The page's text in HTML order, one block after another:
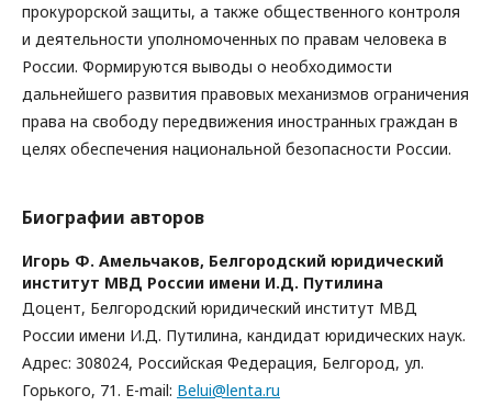
прокурорской защиты, а также общественного контроля
и деятельности уполномоченных по правам человека в
России. Формируются выводы о необходимости
дальнейшего развития правовых механизмов ограничения
права на свободу передвижения иностранных граждан в
целях обеспечения национальной безопасности России.
Биографии авторов
Игорь Ф. Амельчаков, Белгородский юридический
институт МВД России имени И.Д. Путилина
Доцент, Белгородский юридический институт МВД
России имени И.Д. Путилина, кандидат юридических наук.
Адрес: 308024, Российская Федерация, Белгород, ул.
Горького, 71. E-mail: Belui@lenta.ru